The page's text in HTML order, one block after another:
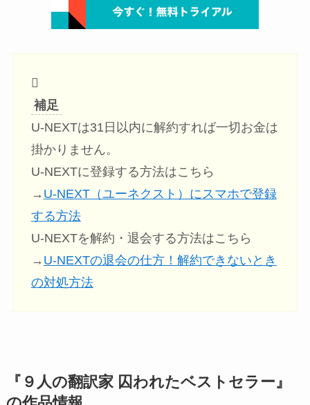
補足
U-NEXTは31日以内に解約すれば一切お金は
掛かりません。
U-NEXTに登録する方法はこちら
→ U-NEXT（ユーネクスト）にスマホで登録
する方法
U-NEXTを解約・退会する方法はこちら
→ U-NEXTの退会の仕方！解約できないとき
の対処方法
『９人の翻訳家 囚われたベストセラー』